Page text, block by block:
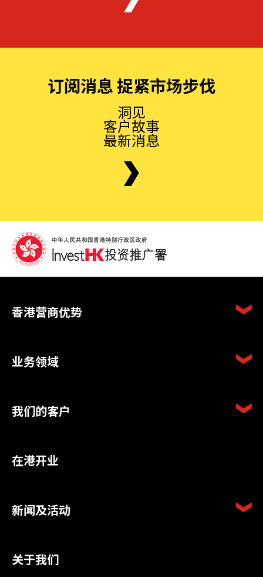
订阅消息 捉紧市场步伐
洞见
客户故事
最新消息
香港营商优势
业务领域
我们的客户
在港开业
新闻及活动
关于我们